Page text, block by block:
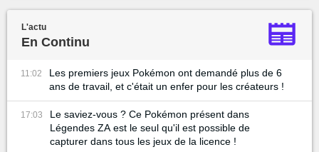
L'actu
En Continu
11:02
Les premiers jeux Pokémon ont demandé plus de 6
ans de travail, et c'était un enfer pour les créateurs !
17:03
Le saviez-vous ? Ce Pokémon présent dans
Légendes ZA est le seul qu'il est possible de
capturer dans tous les jeux de la licence !